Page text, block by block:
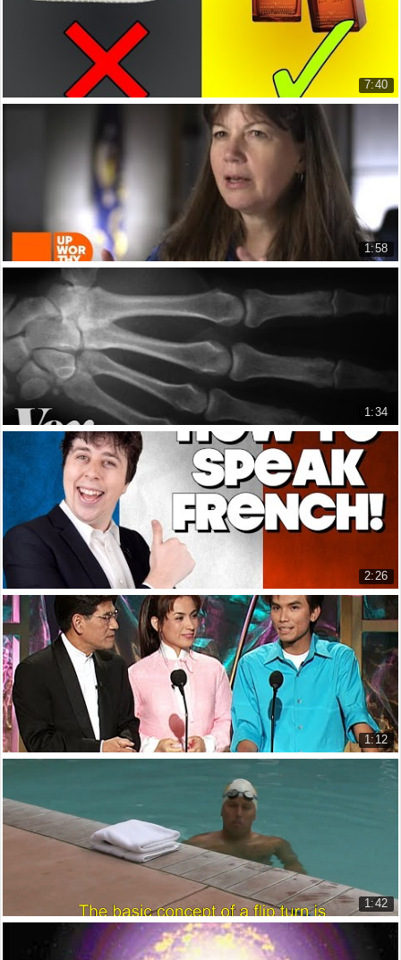
7:40
Làm thế nào để trông giống như bạn đang giàu (...
1:58
Điều gì xảy ra khi bạn nhìn thấy trái đất từ v...
What Happens When You See the Ea...
7.122 lượt xem
1:34
Đây là những gì sẽ xảy ra khi bạn bẻ các khớp ...
Here's what happens to your knuc...
5.872 lượt xem
2:26
Hướng Dẫn Nói Tiếng Pháp Trong Khi Bạn Mù Tịt ...
How to speak French when You Don...
6.309 lượt xem
1:12
6.112 lượt xem
1:42
Cách lật xoay người khi bơi
How to do a flip turn